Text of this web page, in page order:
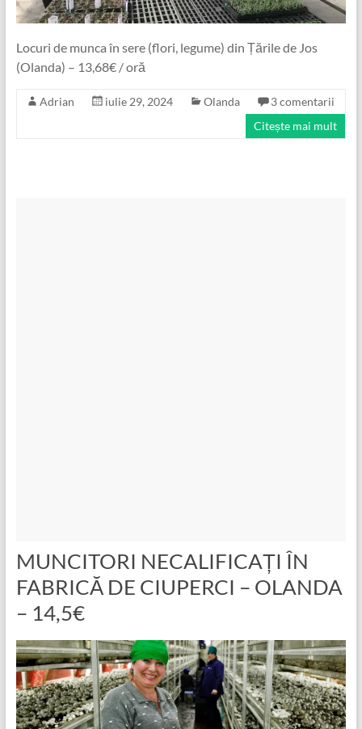
Locuri de munca în sere (flori, legume) din Țările de Jos
(Olanda) – 13,68€ / oră
Adrian iulie 29, 2024 Olanda
3 comentarii
Citește mai mult
MUNCITORI NECALIFICAȚI ÎN
FABRICĂ DE CIUPERCI – OLANDA
– 14,5€